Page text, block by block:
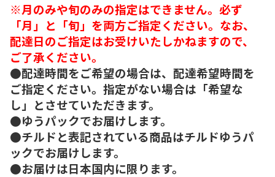
※月のみや旬のみの指定はできません。必ず
「月」と「旬」を両方ご指定ください。なお、
配達日のご指定はお受けいたしかねますので、
ご了承ください。
●配達時間をご希望の場合は、配達希望時間を
ご指定ください。指定がない場合は「希望な
し」とさせていただきます。
●ゆうパックでお届けします。
●チルドと表記されている商品はチルドゆうパ
ックでお届けします。
●お届けは日本国内に限ります。